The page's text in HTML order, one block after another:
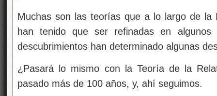
Muchas son las teorías que a lo largo de la
han tenido que ser refinadas en
descubrimientos han determinado algunas
¿Pasará lo mismo con la Teoría de la
pasado más de 100 años, y, ahí seguimos.